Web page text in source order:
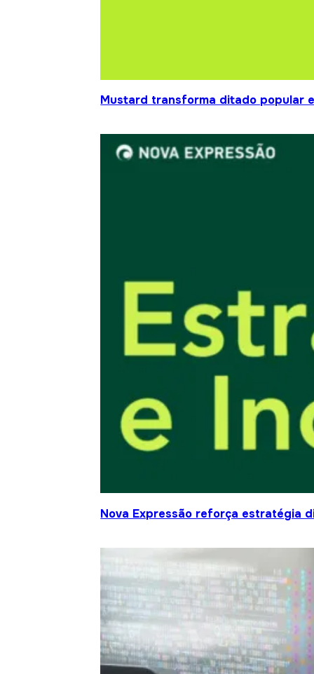
Mustard transforma ditado popular
Nova Expressão reforça estratégia